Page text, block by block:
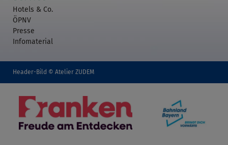
Hotels & Co.
ÖPNV
Presse
Infomaterial
Header-Bild © Atelier ZUDEM